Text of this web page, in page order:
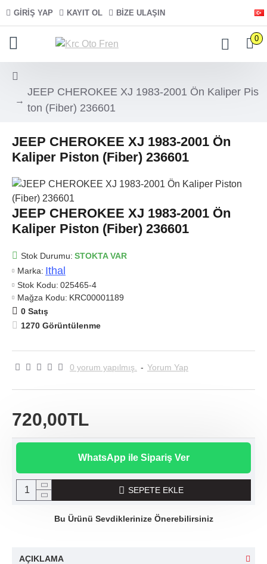
GIRIŞ YAP KAYIT OL BIZE ULAŞIN
0
JEEP CHEROKEE XJ 1983-2001 Ön Kaliper Pis
ton (Fiber) 236601
JEEP CHEROKEE XJ 1983-2001 Ön
Kaliper Piston (Fiber) 236601
JEEP CHEROKEE XJ 1983-2001 Ön
Kaliper Piston (Fiber) 236601
Stok Durumu: STOKTA VAR
Marka: Ithal
Stok Kodu: 025465-4
Mağza Kodu: KRC00001189
0 Satış
1270 Görüntülenme
0 yorum yapılmış. - Yorum Yap
720,00TL
WhatsApp ile Sipariş Ver
SEPETE EKLE
Bu Ürünü Sevdiklerinize Önerebilirsiniz
AÇIKLAMA